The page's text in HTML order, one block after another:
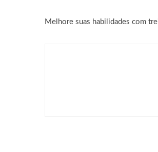
Melhore suas habilidades com